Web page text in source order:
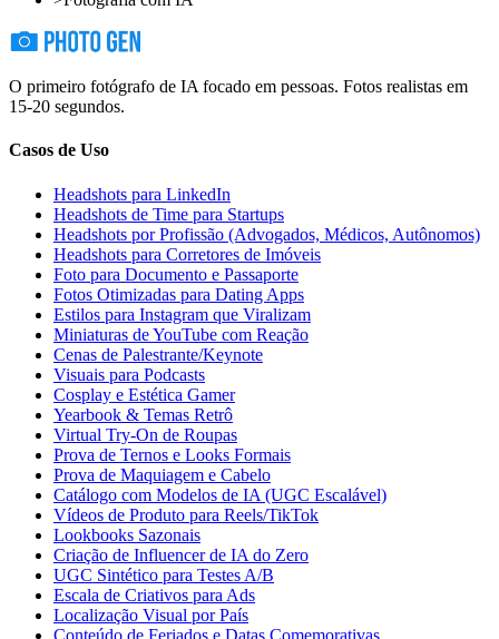
O primeiro fotógrafo de IA focado em pessoas. Fotos realistas em
15-20 segundos.
Casos de Uso
Headshots para LinkedIn
Headshots de Time para Startups
Headshots por Profissão (Advogados, Médicos, Autônomos)
Headshots para Corretores de Imóveis
Foto para Documento e Passaporte
Fotos Otimizadas para Dating Apps
Estilos para Instagram que Viralizam
Miniaturas de YouTube com Reação
Cenas de Palestrante/Keynote
Visuais para Podcasts
Cosplay e Estética Gamer
Yearbook & Temas Retrô
Virtual Try-On de Roupas
Prova de Ternos e Looks Formais
Prova de Maquiagem e Cabelo
Catálogo com Modelos de IA (UGC Escalável)
Vídeos de Produto para Reels/TikTok
Lookbooks Sazonais
Criação de Influencer de IA do Zero
UGC Sintético para Testes A/B
Escala de Criativos para Ads
Localização Visual por País
Conteúdo de Feriados e Datas Comemorativas